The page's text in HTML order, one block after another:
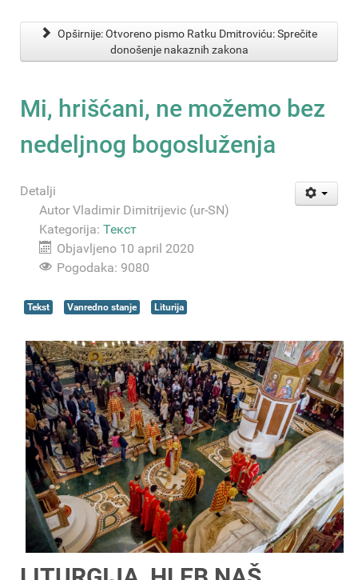
Opširnije: Otvoreno pismo Ratku Dmitroviću: Sprečite
donošenje nakaznih zakona
Mi, hrišćani, ne možemo bez
nedeljnog bogosluženja
Detalji
Autor Vladimir Dimitrijevic (ur-SN)
Kategorija: Текст
Objavljeno 10 april 2020
Pogodaka: 9080
Tekst Vanredno stanje Liturija